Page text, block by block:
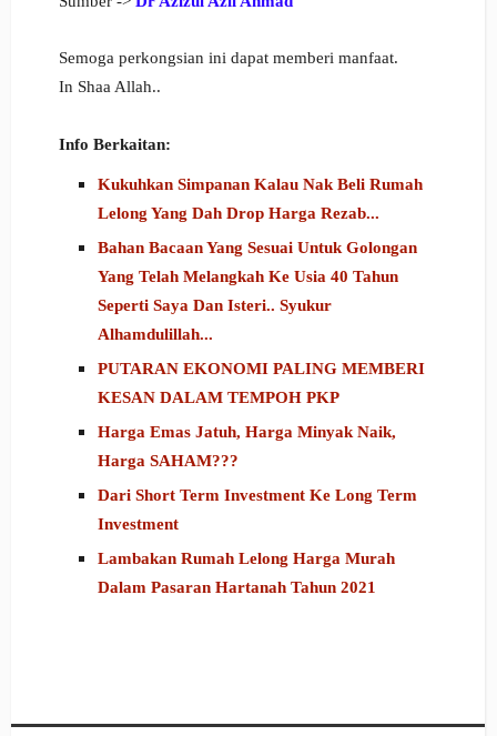
Semoga perkongsian ini dapat memberi manfaat.
In Shaa Allah..
Info Berkaitan:
Kukuhkan Simpanan Kalau Nak Beli Rumah
Lelong Yang Dah Drop Harga Rezab...
Bahan Bacaan Yang Sesuai Untuk Golongan
Yang Telah Melangkah Ke Usia 40 Tahun
Seperti Saya Dan Isteri.. Syukur
Alhamdulillah...
PUTARAN EKONOMI PALING MEMBERI
KESAN DALAM TEMPOH PKP
Harga Emas Jatuh, Harga Minyak Naik,
Harga SAHAM???
Dari Short Term Investment Ke Long Term
Investment
Lambakan Rumah Lelong Harga Murah
Dalam Pasaran Hartanah Tahun 2021